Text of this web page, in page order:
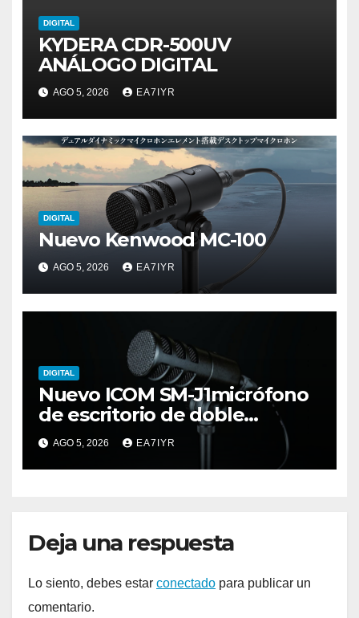
DIGITAL
KYDERA CDR-500UV
ANÁLOGO DIGITAL
AGO 5, 2026 EA7IYR
DIGITAL
Nuevo Kenwood MC-100
AGO 5, 2026 EA7IYR
DIGITAL
Nuevo ICOM SM-J1micrófono
de escritorio de doble
elemento premium
AGO 5, 2026 EA7IYR
Deja una respuesta
Lo siento, debes estar conectado para publicar un
comentario.